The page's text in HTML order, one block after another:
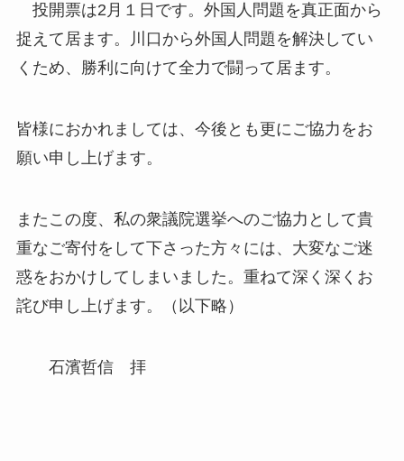
投開票は2月１日です。外国人問題を真正面から
捉えて居ます。川口から外国人問題を解決してい
くため、勝利に向けて全力で闘って居ます。
皆様におかれましては、今後とも更にご協力をお
願い申し上げます。
またこの度、私の衆議院選挙へのご協力として貴
重なご寄付をして下さった方々には、大変なご迷
惑をおかけしてしまいました。重ねて深く深くお
詫び申し上げます。（以下略）
石濱哲信 拝